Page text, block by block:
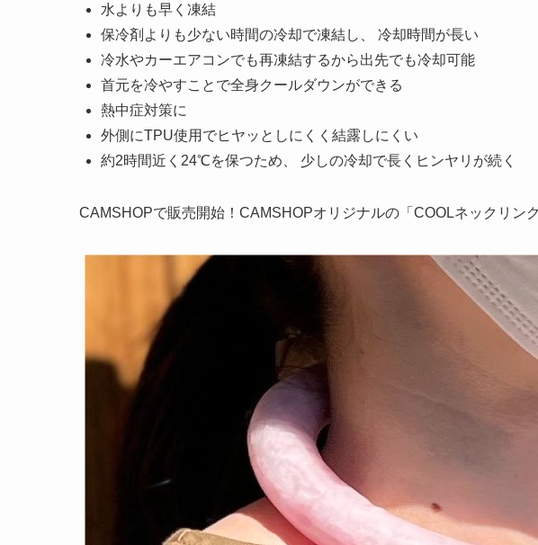
水よりも早く凍結
保冷剤よりも少ない時間の冷却で凍結し、 冷却時間が長い
冷水やカーエアコンでも再凍結するから出先でも冷却可能
首元を冷やすことで全身クールダウンができる
熱中症対策に
外側にTPU使用でヒヤッとしにくく結露しにくい
約2時間近く24℃を保つため、 少しの冷却で長くヒンヤリが続く
CAMSHOPで販売開始！CAMSHOPオリジナルの「COOLネックリン